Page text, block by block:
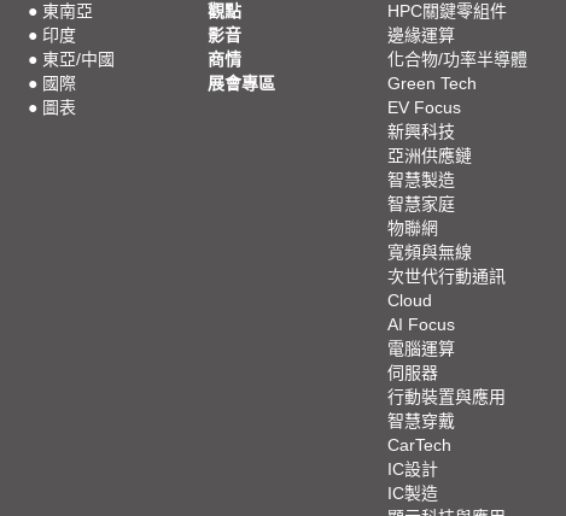
● 東南亞
● 印度
● 東亞/中國
● 國際
● 圖表
觀點
影音
商情
展會專區
HPC關鍵零組件
邊緣運算
化合物/功率半導體
Green Tech
EV Focus
新興科技
亞洲供應鏈
智慧製造
智慧家庭
物聯網
寬頻與無線
次世代行動通訊
Cloud
AI Focus
電腦運算
伺服器
行動裝置與應用
智慧穿戴
CarTech
IC設計
IC製造